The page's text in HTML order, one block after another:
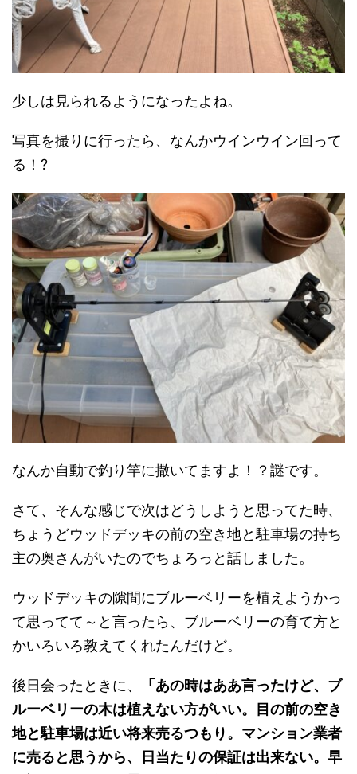
少しは見られるようになったよね。
写真を撮りに行ったら、なんかウインウイン回って
る！?
なんか自動で釣り竿に撒いてますよ！？謎です。
さて、そんな感じで次はどうしようと思ってた時、
ちょうどウッドデッキの前の空き地と駐車場の持ち
主の奥さんがいたのでちょろっと話しました。
ウッドデッキの隙間にブルーベリーを植えようかっ
て思ってて～と言ったら、ブルーベリーの育て方と
かいろいろ教えてくれたんだけど。
後日会ったときに、
「あの時はああ言ったけど、ブ
ルーベリーの木は植えない方がいい。目の前の空き
地と駐車場は近い将来売るつもり。マンション業者
に売ると思うから、日当たりの保証は出来ない。早